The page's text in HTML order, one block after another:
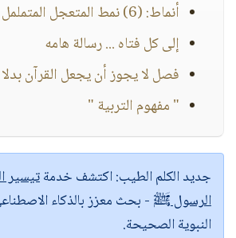
أنماط: (6) نمط المتعجل المتململ
إلى كل فتاه ... رسالة هامه
فصل لا يجوز أن يجعل القرآن
" مفهوم التربية "
جديد الكلم الطيب:اكتشف خدمةتيسير
الرسول ﷺ - بحث معزز بالذكاء
النبوية الصحيحة.